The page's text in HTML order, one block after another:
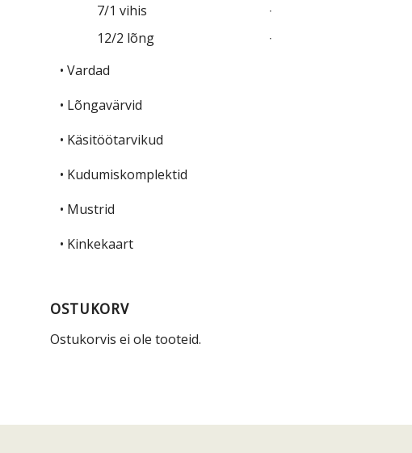
7/1 vihis
12/2 lõng
• Vardad
• Lõngavärvid
• Käsitöötarvikud
• Kudumiskomplektid
• Mustrid
• Kinkekaart
OSTUKORV
Ostukorvis ei ole tooteid.